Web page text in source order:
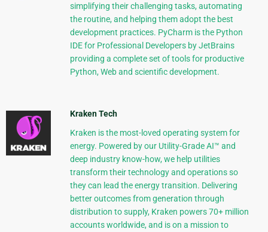
simplifying their challenging tasks, automating
the routine, and helping them adopt the best
development practices. PyCharm is the Python
IDE for Professional Developers by JetBrains
providing a complete set of tools for productive
Python, Web and scientific development.
Kraken Tech
Kraken is the most-loved operating system for
energy. Powered by our Utility-Grade AI™ and
deep industry know-how, we help utilities
transform their technology and operations so
they can lead the energy transition. Delivering
better outcomes from generation through
distribution to supply, Kraken powers 70+ million
accounts worldwide, and is on a mission to